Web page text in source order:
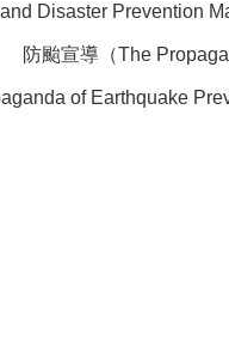
Disaster Prevention
防颱宣導（The
of Earthquake